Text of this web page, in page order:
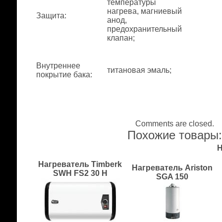
Защита:
температуры
нагрева, магниевый
анод,
предохранительный
клапан;
Внутреннее
покрытие бака:
титановая эмаль;
Comments are closed.
Похожие товары:
Нагреватель Timberk
SWH FS2 30 H
Нагреватель Ariston
SGA 150